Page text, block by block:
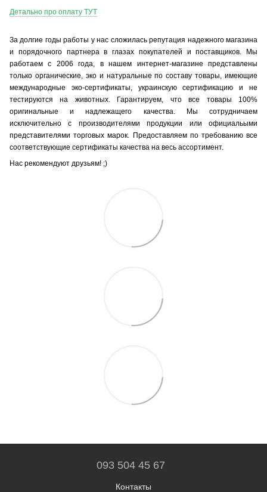
Детально про оплату ТУТ
За долгие годы работы у нас сложилась репутация надежного магазина
и порядочного партнера в глазах покупателей и поставщиков. Мы
работаем с 2006 года, в нашем интернет-магазине представлены
только органические, эко и натуральные по составу товары, имеющие
международные эко-сертификаты, украинскую сертификацию и не
тестируются на животных. Гарантируем, что все товары 100%
оригинальные и надлежащего качества. Мы сотрудничаем
исключительно с производителями продукции или официальыми
представителями торговых марок. Предоставляем по требованию все
соответствующие сертификаты качества на весь ассортимент.
Нас рекомендуют друзьям! ;)
093 504 45 67
Контакты